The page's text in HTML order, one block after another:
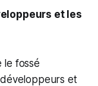
et les
le fossé
et